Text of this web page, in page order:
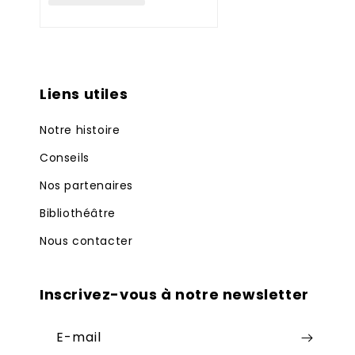
Liens utiles
Notre histoire
Conseils
Nos partenaires
Bibliothéâtre
Nous contacter
Inscrivez-vous à notre newsletter
E-mail